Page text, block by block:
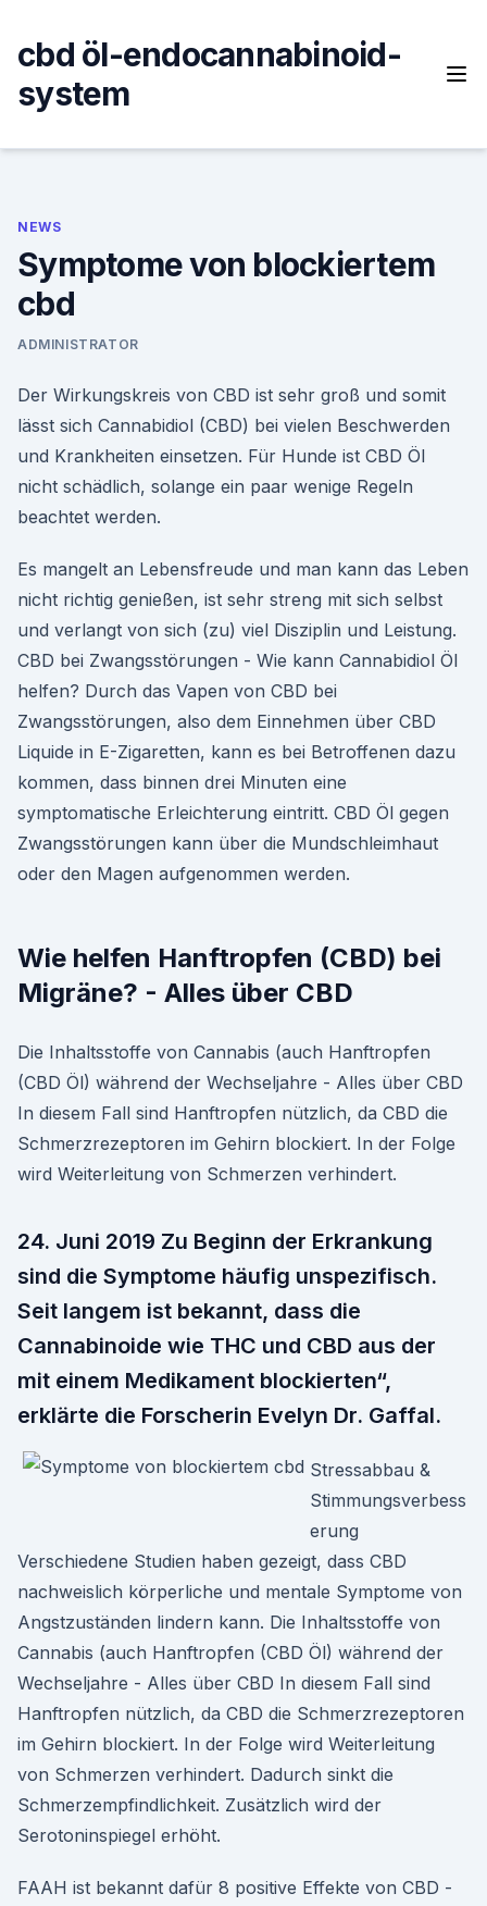
content
cbd öl-endocannabinoid-
system
NEWS
Symptome von blockiertem
cbd
ADMINISTRATOR
Der Wirkungskreis von CBD ist sehr groß und somit
lässt sich Cannabidiol (CBD) bei vielen Beschwerden
und Krankheiten einsetzen. Für Hunde ist CBD Öl
nicht schädlich, solange ein paar wenige Regeln
beachtet werden.
Es mangelt an Lebensfreude und man kann das Leben
nicht richtig genießen, ist sehr streng mit sich selbst
und verlangt von sich (zu) viel Disziplin und Leistung.
CBD bei Zwangsstörungen - Wie kann Cannabidiol Öl
helfen? Durch das Vapen von CBD bei
Zwangsstörungen, also dem Einnehmen über CBD
Liquide in E-Zigaretten, kann es bei Betroffenen dazu
kommen, dass binnen drei Minuten eine
symptomatische Erleichterung eintritt. CBD Öl gegen
Zwangsstörungen kann über die Mundschleimhaut
oder den Magen aufgenommen werden.
Wie helfen Hanftropfen (CBD) bei
Migräne? - Alles über CBD
Die Inhaltsstoffe von Cannabis (auch Hanftropfen
(CBD Öl) während der Wechseljahre - Alles über CBD
In diesem Fall sind Hanftropfen nützlich, da CBD die
Schmerzrezeptoren im Gehirn blockiert. In der Folge
wird Weiterleitung von Schmerzen verhindert.
24. Juni 2019 Zu Beginn der Erkrankung
sind die Symptome häufig unspezifisch.
Seit langem ist bekannt, dass die
Cannabinoide wie THC und CBD aus der
mit einem Medikament blockierten“,
erklärte die Forscherin Evelyn Dr. Gaffal.
Stressabbau &
Stimmungsverbess
erung
Verschiedene Studien haben gezeigt, dass CBD
nachweislich körperliche und mentale Symptome von
Angstzuständen lindern kann. Die Inhaltsstoffe von
Cannabis (auch Hanftropfen (CBD Öl) während der
Wechseljahre - Alles über CBD In diesem Fall sind
Hanftropfen nützlich, da CBD die Schmerzrezeptoren
im Gehirn blockiert. In der Folge wird Weiterleitung
von Schmerzen verhindert. Dadurch sinkt die
Schmerzempfindlichkeit. Zusätzlich wird der
Serotoninspiegel erhöht.
FAAH ist bekannt dafür 8 positive Effekte von CBD -